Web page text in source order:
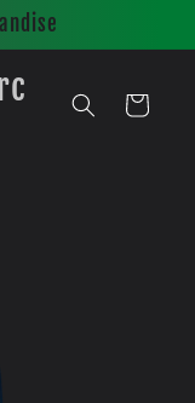
Warenkorb